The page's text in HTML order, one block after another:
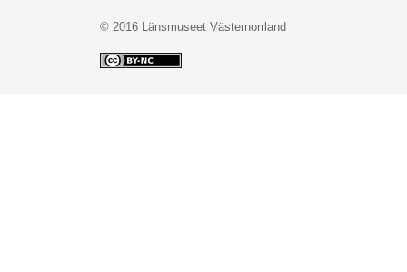
© 2016 Länsmuseet Västernorrland